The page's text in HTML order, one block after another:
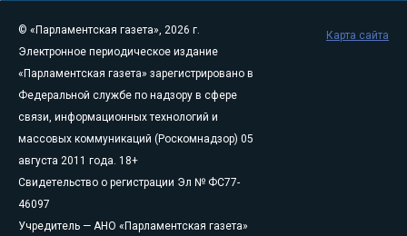
© «Парламентская газета», 2026 г.
Электронное периодическое издание
«Парламентская газета» зарегистрировано в
Федеральной службе по надзору в сфере
связи, информационных технологий и
массовых коммуникаций (Роскомнадзор) 05
августа 2011 года. 18+
Свидетельство о регистрации Эл № ФС77-
46097
Учредитель — АНО «Парламентская газета»
Карта сайта